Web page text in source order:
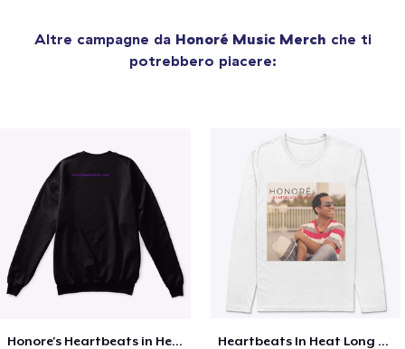
Altre campagne da Honoré Music Merch che ti
potrebbero piacere:
Honore's Heartbeats in Heat collection Heartbeats In Heat Long Sleeve